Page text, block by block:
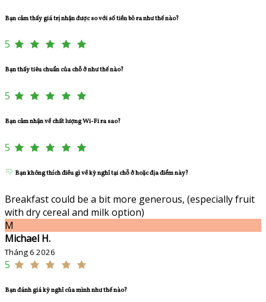
Bạn cảm thấy giá trị nhận được so với số tiền bỏ ra như thế nào?
5
Bạn thấy tiêu chuẩn của chỗ ở như thế nào?
5
Bạn cảm nhận về chất lượng Wi-Fi ra sao?
5
Bạn không thích điều gì về kỳ nghỉ tại chỗ ở hoặc địa điểm này?
Breakfast could be a bit more generous, (especially fruit
with dry cereal and milk option)
M
Michael H.
Tháng 6 2026
5
Bạn đánh giá kỳ nghỉ của mình như thế nào?